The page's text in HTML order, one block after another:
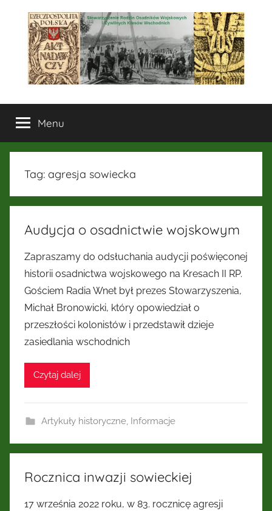
Stowarzyszenie
Rodzin
Osadników
Wojskowych
Cywilnych
Kresów
Wschodnich
Menu
Tag: agresja sowiecka
Audycja o osadnictwie wojskowym
Zapraszamy do odsłuchania audycji poświęconej
historii osadnictwa wojskowego na Kresach II RP.
Gościem Radia Wnet był prezes Stowarzyszenia,
Michał Bronowicki, który opowiedział o
przeszłości kolonistów i przedstawił dzieje
zasiedlania wschodnich
Czytaj dalej
Artykuły historyczne, Informacje
Rocznica inwazji sowieckiej
17 września 2022 roku, w 83. rocznicę agresji